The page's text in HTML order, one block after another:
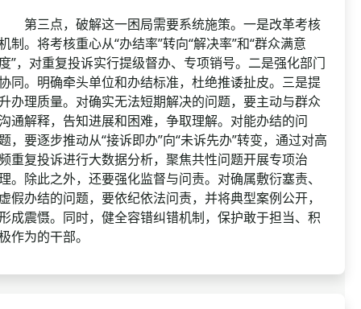
三点，破解这一困局需要系统施策。一是改革考核
制。将考核重心从“办结率”转向“解决率”和“群众满意
”，对重复投诉实行提级督办、专项销号。二是强化部门
同。明确牵头单位和办结标准，杜绝推诿扯皮。三是提
办理质量。对确实无法短期解决的问题，要主动与群众
通解释，告知进展和困难，争取理解。对能办结的问
，要逐步推动从“接诉即办”向“未诉先办”转变，通过对高
重复投诉进行大数据分析，聚焦共性问题开展专项治
。除此之外，还要强化监督与问责。对确属敷衍塞责、
假办结的问题，要依纪依法问责，并将典型案例公开，
成震慑。同时，健全容错纠错机制，保护敢于担当、积
作为的干部。